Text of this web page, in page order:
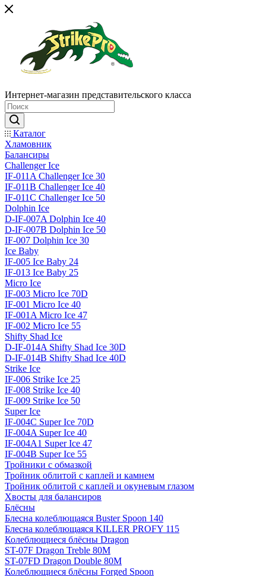
Интернет-магазин представительского класса
Каталог
Хламовник
Балансиры
Challenger Ice
IF-011A Challenger Ice 30
IF-011B Challenger Ice 40
IF-011C Challenger Ice 50
Dolphin Ice
D-IF-007A Dolphin Ice 40
D-IF-007B Dolphin Ice 50
IF-007 Dolphin Ice 30
Ice Baby
IF-005 Ice Baby 24
IF-013 Ice Baby 25
Micro Ice
IF-003 Micro Ice 70D
IF-001 Micro Ice 40
IF-001A Micro Ice 47
IF-002 Micro Ice 55
Shifty Shad Ice
D-IF-014A Shifty Shad Ice 30D
D-IF-014B Shifty Shad Ice 40D
Strike Ice
IF-006 Strike Ice 25
IF-008 Strike Ice 40
IF-009 Strike Ice 50
Super Ice
IF-004C Super Ice 70D
IF-004A Super Ice 40
IF-004A1 Super Ice 47
IF-004B Super Ice 55
Тройники с обмазкой
Тройник облитой с каплей и камнем
Тройник облитой с каплей и окуневым глазом
Хвосты для балансиров
Блёсны
Блесна колеблющаяся Buster Spoon 140
Блесна колеблющаяся KILLER PROFY 115
Колеблющиеся блёсны Dragon
ST-07F Dragon Treble 80M
ST-07FD Dragon Double 80M
Колеблющиеся блёсны Forged Spoon